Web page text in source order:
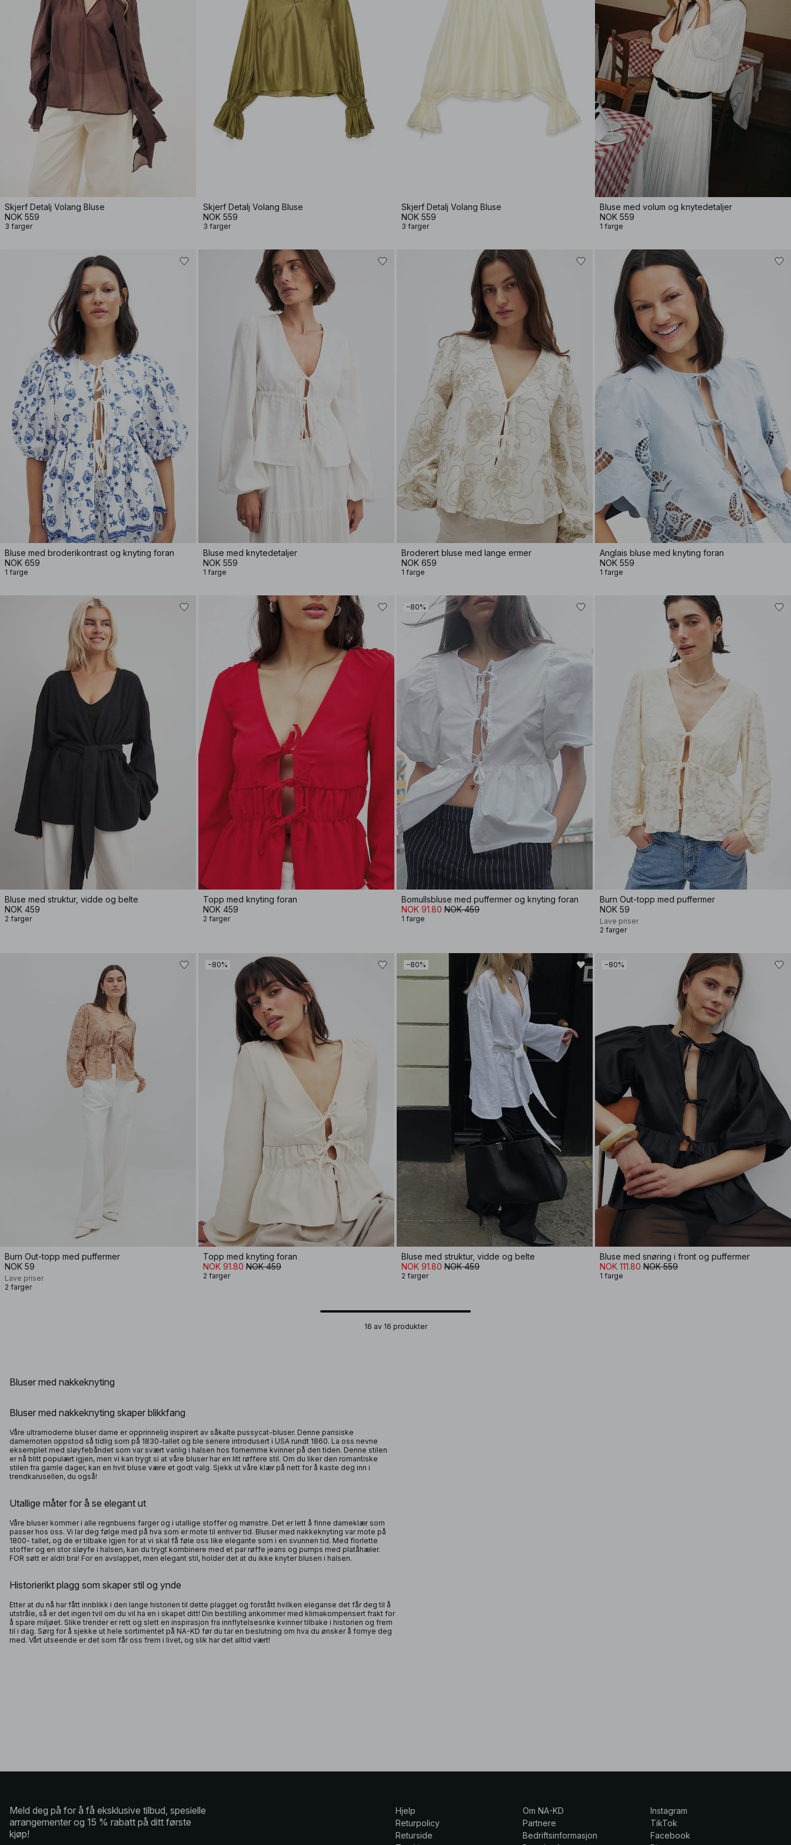
Skjerf Detalj Volang Bluse
NOK 559
3 farger
Skjerf Detalj Volang Bluse
NOK 559
3 farger
Skjerf Detalj Volang Bluse
NOK 559
3 farger
Bluse med volum og knytedetaljer
NOK 559
1 farge
Bluse med broderikontrast og knyting foran
NOK 659
1 farge
Bluse med knytedetaljer
NOK 559
1 farge
Broderert bluse med lange ermer
NOK 659
1 farge
Anglais bluse med knyting foran
NOK 559
1 farge
Bluse med struktur, vidde og belte
NOK 459
2 farger
Topp med knyting foran
NOK 459
2 farger
−80%
Bomullsbluse med puffermer og knyting foran
NOK 91.80 NOK 459
1 farge
Burn Out-topp med puffermer
NOK 59
Lave priser
2 farger
Burn Out-topp med puffermer
NOK 59
Lave priser
2 farger
−80%
Topp med knyting foran
NOK 91.80 NOK 459
2 farger
−80%
Bluse med struktur, vidde og belte
NOK 91.80 NOK 459
2 farger
−80%
Bluse med snøring i front og puffermer
NOK 111.80 NOK 559
1 farge
16 av 16 produkter
Bluser med nakkeknyting
Bluser med nakkeknyting skaper blikkfang
Våre ultramoderne bluser dame er opprinnelig inspirert av såkalte pussycat-bluser. Denne parisiske
damemoten oppstod så tidlig som på 1830-tallet og ble senere introdusert i USA rundt 1860. La oss nevne
eksemplet med sløyfebåndet som var svært vanlig i halsen hos fornemme kvinner på den tiden. Denne stilen
er nå blitt populært igjen, men vi kan trygt si at våre bluser har en litt røffere stil. Om du liker den romantiske
stilen fra gamle dager, kan en hvit bluse være et godt valg. Sjekk ut våre klær på nett for å kaste deg inn i
trendkarusellen, du også!
Utallige måter for å se elegant ut
Våre bluser kommer i alle regnbuens farger og i utallige stoffer og mønstre. Det er lett å finne dameklær som
passer hos oss. Vi lar deg følge med på hva som er mote til enhver tid. Bluser med nakkeknyting var mote på
1800- tallet, og de er tilbake igjen for at vi skal få føle oss like elegante som i en svunnen tid. Med florlette
stoffer og en stor sløyfe i halsen, kan du trygt kombinere med et par røffe jeans og pumps med platåhæler.
FOR søtt er aldri bra! For en avslappet, men elegant stil, holder det at du ikke knyter blusen i halsen.
Historierikt plagg som skaper stil og ynde
Etter at du nå har fått innblikk i den lange historien til dette plagget og forstått hvilken eleganse det får deg til å
utstråle, så er det ingen tvil om du vil ha en i skapet ditt! Din bestilling ankommer med klimakompensert frakt for
å spare miljøet. Slike trender er rett og slett en inspirasjon fra innflytelsesrike kvinner tilbake i historien og frem
til i dag. Sørg for å sjekke ut hele sortimentet på NA-KD før du tar en beslutning om hva du ønsker å fornye deg
med. Vårt utseende er det som får oss frem i livet, og slik har det alltid vært!
Meld deg på for å få eksklusive tilbud, spesielle
arrangementer og 15 % rabatt på ditt første
kjøp!
Hjelp
Returpolicy
Returside
Om NA-KD
Partnere
Bedriftsinformasjon
Instagram
TikTok
Facebook